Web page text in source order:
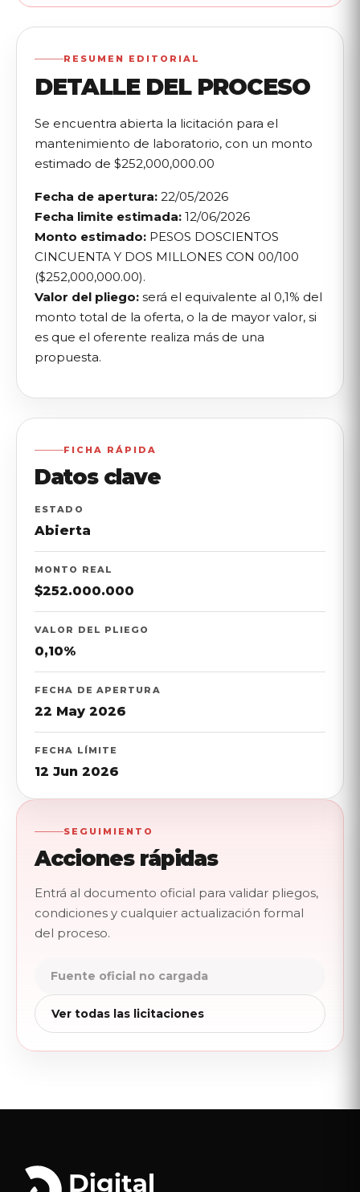
RESUMEN EDITORIAL
DETALLE DEL PROCESO
Se encuentra abierta la licitación para el
mantenimiento de laboratorio, con un monto
estimado de $252,000,000.00
Fecha de apertura: 22/05/2026
Fecha limite estimada: 12/06/2026
Monto estimado: PESOS DOSCIENTOS
CINCUENTA Y DOS MILLONES CON 00/100
($252,000,000.00).
Valor del pliego: será el equivalente al 0,1% del
monto total de la oferta, o la de mayor valor, si
es que el oferente realiza más de una
propuesta.
FICHA RÁPIDA
Datos clave
ESTADO
Abierta
MONTO REAL
$252.000.000
VALOR DEL PLIEGO
0,10%
FECHA DE APERTURA
22 May 2026
FECHA LÍMITE
12 Jun 2026
SEGUIMIENTO
Acciones rápidas
Entrá al documento oficial para validar pliegos,
condiciones y cualquier actualización formal
del proceso.
Fuente oficial no cargada
Ver todas las licitaciones